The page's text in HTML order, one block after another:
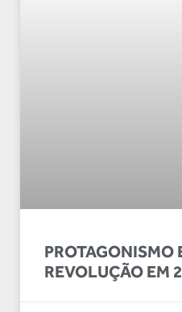
PROTAGONISMO
REVOLUÇÃO EM